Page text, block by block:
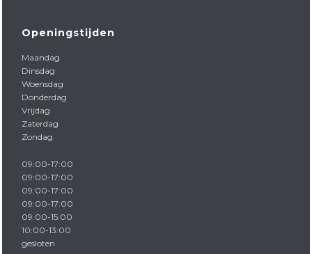
Openingstijden
Maandag
Dinsdag
Woensdag
Donderdag
Vrijdag
Zaterdag
Zondag
09:00-17:00
09:00-17:00
09:00-17:00
09:00-17:00
09:00-15:00
10:00-13:00
gesloten